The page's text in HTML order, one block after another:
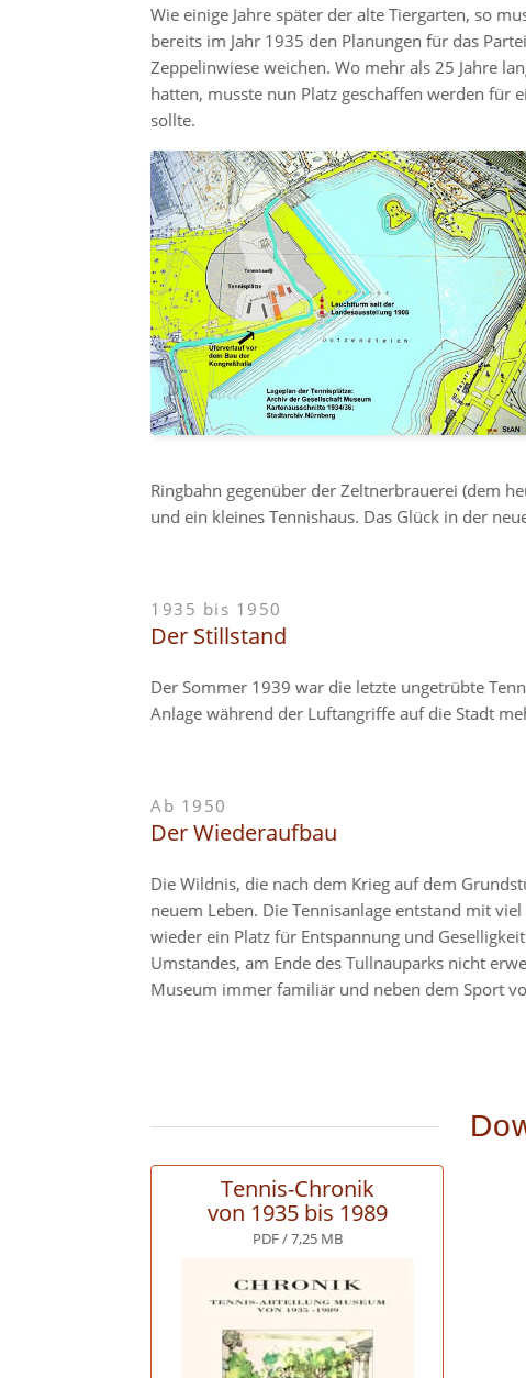
Wie einige Jahre später der alte Tiergarten, so
bereits im Jahr 1935 den Planungen für das
Zeppelinwiese weichen. Wo mehr als 25 Jahre
hatten, musste nun Platz geschaffen werden für
sollte.
Ringbahn gegenüber der Zeltnerbrauerei (dem
und ein kleines Tennishaus. Das Glück in der
1935 bis 1950
Der Stillstand
Der Sommer 1939 war die letzte ungetrübte
Anlage während der Luftangriffe auf die Stadt
Ab 1950
Der Wiederaufbau
Die Wildnis, die nach dem Krieg auf dem
neuem Leben. Die Tennisanlage entstand mit
wieder ein Platz für Entspannung und
Umstandes, am Ende des Tullnauparks nicht
Museum immer familiär und neben dem Sport
Tennis-Chronik
von 1935 bis 1989
PDF / 7,25 MB